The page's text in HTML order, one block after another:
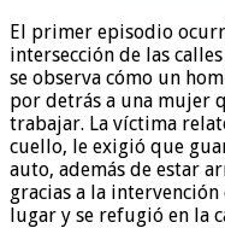
El primer episodio
intersección de las
se observa cómo un
por detrás a una mujer
trabajar. La víctima
cuello, le exigió que
auto, además de estar
gracias a la
lugar y se refugió en la